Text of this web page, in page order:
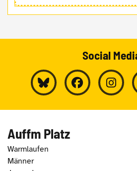
Social
Auffm Platz
Warmlaufen
Männer